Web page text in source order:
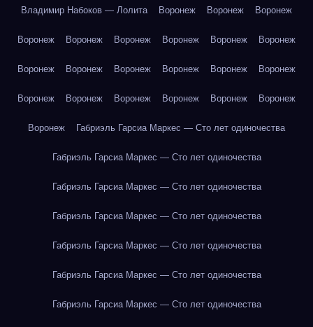
Владимир Набоков — Лолита Воронеж Воронеж Воронеж
Воронеж Воронеж Воронеж Воронеж Воронеж Воронеж
Воронеж Воронеж Воронеж Воронеж Воронеж Воронеж
Воронеж Воронеж Воронеж Воронеж Воронеж Воронеж
Воронеж Габриэль Гарсиа Маркес — Сто лет одиночества
Габриэль Гарсиа Маркес — Сто лет одиночества
Габриэль Гарсиа Маркес — Сто лет одиночества
Габриэль Гарсиа Маркес — Сто лет одиночества
Габриэль Гарсиа Маркес — Сто лет одиночества
Габриэль Гарсиа Маркес — Сто лет одиночества
Габриэль Гарсиа Маркес — Сто лет одиночества